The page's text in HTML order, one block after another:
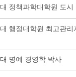
정책과학대학원 도시
행정대학원 최고관
명예 경영학 박사